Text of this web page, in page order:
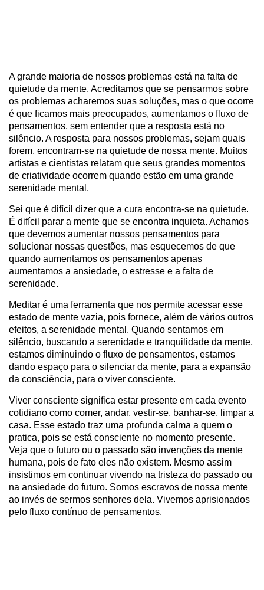
A grande maioria de nossos problemas está na falta de
quietude da mente. Acreditamos que se pensarmos sobre
os problemas acharemos suas soluções, mas o que ocorre
é que ficamos mais preocupados, aumentamos o fluxo de
pensamentos, sem entender que a resposta está no
silêncio. A resposta para nossos problemas, sejam quais
forem, encontram-se na quietude de nossa mente. Muitos
artistas e cientistas relatam que seus grandes momentos
de criatividade ocorrem quando estão em uma grande
serenidade mental.
Sei que é difícil dizer que a cura encontra-se na quietude.
É difícil parar a mente que se encontra inquieta. Achamos
que devemos aumentar nossos pensamentos para
solucionar nossas questões, mas esquecemos de que
quando aumentamos os pensamentos apenas
aumentamos a ansiedade, o estresse e a falta de
serenidade.
Meditar é uma ferramenta que nos permite acessar esse
estado de mente vazia, pois fornece, além de vários outros
efeitos, a serenidade mental. Quando sentamos em
silêncio, buscando a serenidade e tranquilidade da mente,
estamos diminuindo o fluxo de pensamentos, estamos
dando espaço para o silenciar da mente, para a expansão
da consciência, para o viver consciente.
Viver consciente significa estar presente em cada evento
cotidiano como comer, andar, vestir-se, banhar-se, limpar a
casa. Esse estado traz uma profunda calma a quem o
pratica, pois se está consciente no momento presente.
Veja que o futuro ou o passado são invenções da mente
humana, pois de fato eles não existem. Mesmo assim
insistimos em continuar vivendo na tristeza do passado ou
na ansiedade do futuro. Somos escravos de nossa mente
ao invés de sermos senhores dela. Vivemos aprisionados
pelo fluxo contínuo de pensamentos.